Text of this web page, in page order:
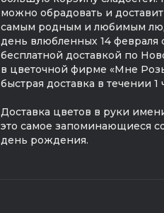
можно обрадовать и
самым родным и любимым
день влюбленных 14 февраля
бесплатной доставкой по
в цветочной фирме «Мне
быстрая доставка в течении 1
Доставка цветов в руки
это самое запоминающиеся
день рождения.